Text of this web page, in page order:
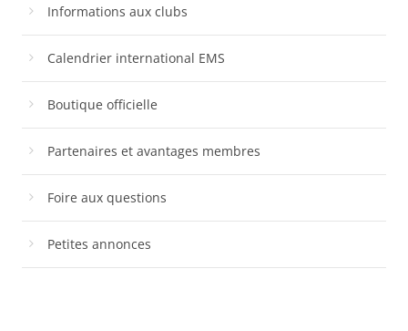
Informations aux clubs
Calendrier international EMS
Boutique officielle
Partenaires et avantages membres
Foire aux questions
Petites annonces